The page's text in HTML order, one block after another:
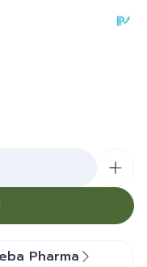
Pharma